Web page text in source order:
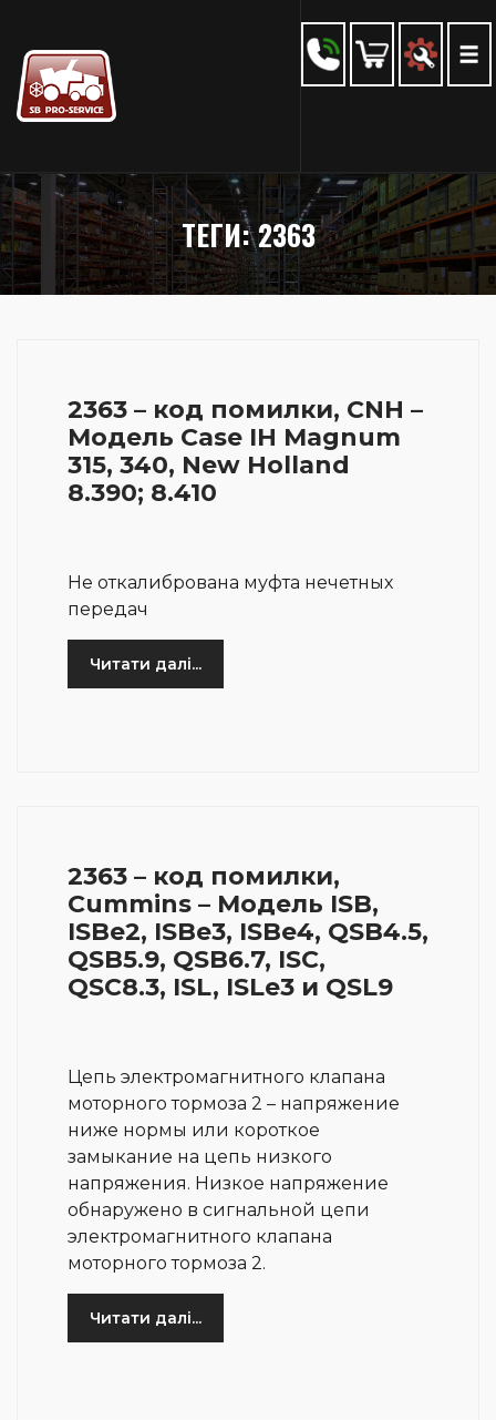
ТЕГИ: 2363
2363 – код помилки, CNH –
Модель Case IH Magnum
315, 340, New Holland
8.390; 8.410
Не откалибрована муфта нечетных
передач
Читати далі...
2363 – код помилки,
Cummins – Модель ISB,
ISBe2, ISBe3, ISBe4, QSB4.5,
QSB5.9, QSB6.7, ISC,
QSC8.3, ISL, ISLe3 и QSL9
Цепь электромагнитного клапана
моторного тормоза 2 – напряжение
ниже нормы или короткое
замыкание на цепь низкого
напряжения. Низкое напряжение
обнаружено в сигнальной цепи
электромагнитного клапана
моторного тормоза 2.
Читати далі...